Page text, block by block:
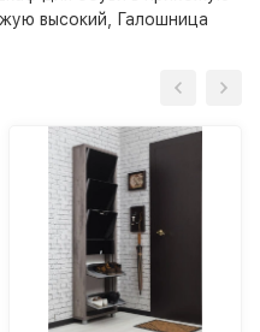
высокий Галошница